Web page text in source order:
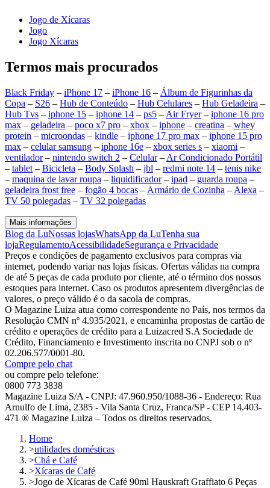
Jogo de Xícaras
Jogo
Jogo Xícaras
Termos mais procurados
Black Friday – iPhone 17 – iPhone 16 – Álbum de Figurinhas da
Copa – S26 – Hub de Conteúdo – Hub Celulares – Hub Geladeira –
Hub Tvs – iphone 15 – iphone 14 – ps5 – Air Fryer– iphone 16 pro
max – geladeira – poco x7 pro – xbox – iphone – creatina – whey
protein – microondas – kindle – iphone 17 pro max – iphone 15 pro
max – celular samsung – iphone 16e – xbox series s – xiaomi –
ventilador– nintendo switch 2 – Celular– Ar Condicionado Portátil
– tablet – Bicicleta – Body Splash – jbl – redmi note 14 – tenis nike
– maquina de lavar roupa – liquidificador– ipad – guarda roupa –
geladeira frost free – fogão 4 bocas – Armário de Cozinha – Alexa –
TV 50 polegadas – TV 32 polegadas
Mais informações
Blog da LuNossas lojasWhatsApp da LuTenha sua
lojaRegulamentoAcessibilidadeSegurança e Privacidade
Preços e condições de pagamento exclusivos para compras via
internet, podendo variar nas lojas físicas. Ofertas válidas na compra
de até 5 peças de cada produto por cliente, até o término dos nossos
estoques para internet. Caso os produtos apresentem divergências de
valores, o preço válido é o da sacola de compras.
O Magazine Luiza atua como correspondente no País, nos termos da
Resolução CMN nº 4.935/2021, e encaminha propostas de cartão de
crédito e operações de crédito para a Luizacred S.A Sociedade de
Crédito, Financiamento e Investimento inscrita no CNPJ sob o nº
02.206.577/0001-80.
Compre pelo chat
ou compre pelo telefone:
0800 773 3838
Magazine Luiza S/A - CNPJ: 47.960.950/1088-36 - Endereço: Rua
Arnulfo de Lima, 2385 - Vila Santa Cruz, Franca/SP - CEP 14.403-
471 ® Magazine Luiza – Todos os direitos reservados.
Home
>utilidades domésticas
>Chá e Café
>Xícaras de Café
>Jogo de Xícaras de Café 90ml Hauskraft Graffiato 6 Peças